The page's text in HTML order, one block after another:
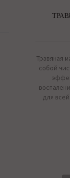
Травяная
собой
для